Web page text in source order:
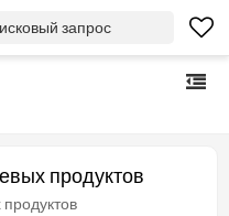
запрос
продуктов